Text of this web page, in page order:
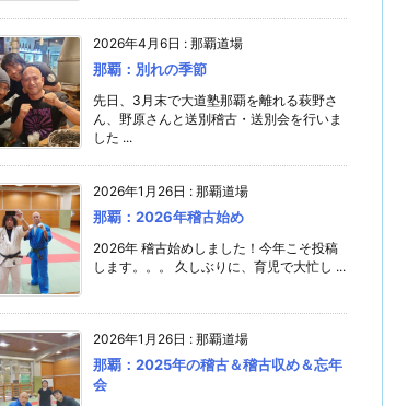
2026年4月6日 : 那覇道場
那覇：別れの季節
先日、3月末で大道塾那覇を離れる萩野さ
ん、野原さんと送別稽古・送別会を行いま
した ...
2026年1月26日 : 那覇道場
那覇：2026年稽古始め
2026年 稽古始めしました！今年こそ投稿
します。。。 久しぶりに、育児で大忙し ...
2026年1月26日 : 那覇道場
那覇：2025年の稽古＆稽古収め＆忘年
会